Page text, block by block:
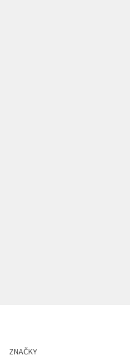
ZNAČKY